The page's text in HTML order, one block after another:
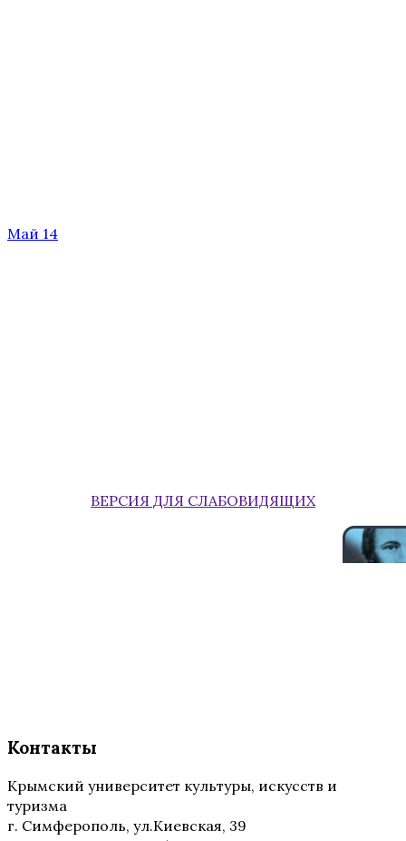
Май 14
ВЕРСИЯ ДЛЯ СЛАБОВИДЯЩИХ
Контакты
Крымский университет культуры, искусств и
туризма
г. Симферополь, ул.Киевская, 39